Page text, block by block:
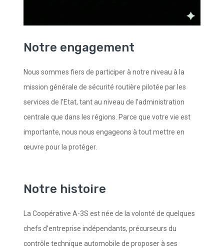
Notre engagement
Nous sommes fiers de participer à notre niveau à la
mission générale de sécurité routière pilotée par les
services de l’Etat, tant au niveau de l’administration
centrale que dans les régions. Parce que votre vie est
importante, nous nous engageons à tout mettre en
œuvre pour la protéger.
Notre histoire
La Coopérative A-3S est née de la volonté de quelques
chefs d’entreprise indépendants, précurseurs du
contrôle technique automobile de proposer à ses